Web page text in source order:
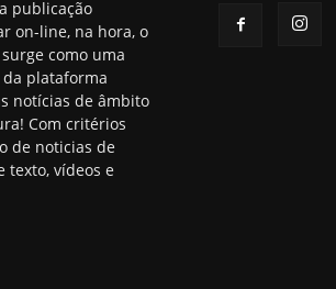
publicação
on-line, na hora, o
como uma
plataforma
notícias de âmbito
Com critérios
de noticias de
texto, vídeos e